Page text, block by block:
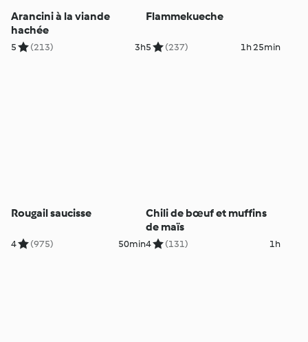
Arancini à la viande
hachée
5 (213) 3h
Flammekueche
5 (237) 1h 25min
Rougail saucisse
4 (975) 50min
Chili de bœuf et muffins
de maïs
4 (131) 1h